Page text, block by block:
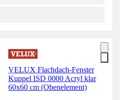
VELUX Flachdach-Fenster
Kuppel ISD 0000 Acryl klar
60x60 cm (Obenelement)